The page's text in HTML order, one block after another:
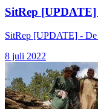
SitRep
SitRep [UPDATE] -
8 juli 2022